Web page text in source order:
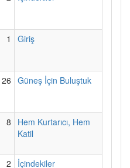
1 Giriş
26 Güneş İçin Buluştuk
8
Hem Kurtarıcı, Hem
Katil
2 İçindekiler